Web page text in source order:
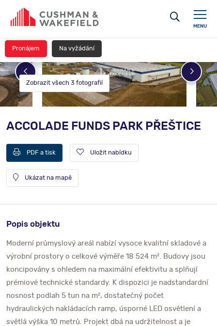
MENU
Zobrazit všech 3 fotografií
ACCOLADE FUNDS PARK PŘEŠTICE
PDF a tisk Uložit nabídku
Ukázat na mapě
Pronájem Na vyžádání
Popis objektu
Moderní průmyslový areál nabízí vysoce kvalitní skladové a
výrobní prostory o celkové výměře 18 524 m². Budovy jsou
koncipovány s ohledem na maximální efektivitu a splňují
prémiové technické standardy. K dispozici je nadstandardní
nosnost podlah 5 tun na m², dostatečný počet
hydraulických nakládacích ramp, úsporné LED osvětlení a
světlá výška 10 metrů. Projekt dbá na udržitelnost a je